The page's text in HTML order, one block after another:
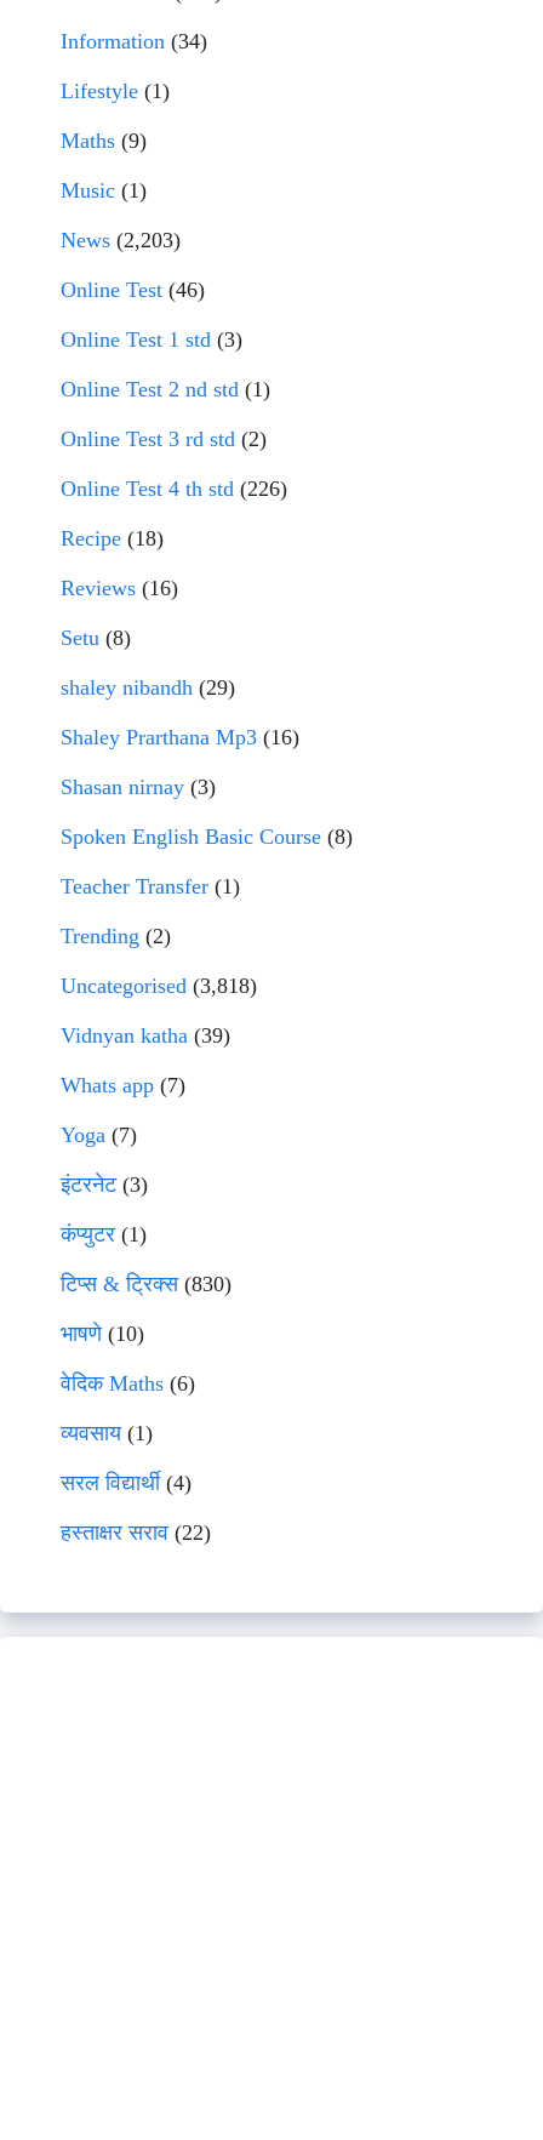
Information (34)
Lifestyle (1)
Maths (9)
Music (1)
News (2,203)
Online Test (46)
Online Test 1 std (3)
Online Test 2 nd std (1)
Online Test 3 rd std (2)
Online Test 4 th std (226)
Recipe (18)
Reviews (16)
Setu (8)
shaley nibandh (29)
Shaley Prarthana Mp3 (16)
Shasan nirnay (3)
Spoken English Basic Course (8)
Teacher Transfer (1)
Trending (2)
Uncategorised (3,818)
Vidnyan katha (39)
Whats app (7)
Yoga (7)
इंटरनेट(3)
कंप्युटर (1)
टिप्स & ट्रिक्स(830)
भाषणे(10)
वेदिक Maths (6)
व्यवसाय(1)
सरल विद्यार्थी(4)
हस्ताक्षर सराव (22)